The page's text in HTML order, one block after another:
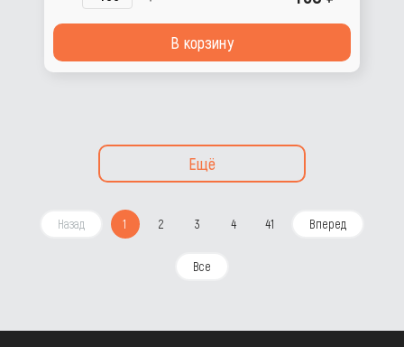
В корзину
Ещё
Назад 1 2 3 4 41 Вперед
Все